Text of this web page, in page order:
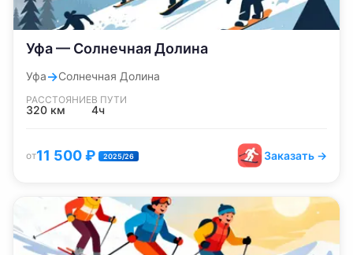
Уфа — Солнечная Долина
Уфа→Солнечная Долина
РАССТОЯНИЕ
320 км
В ПУТИ
4ч
от11 500₽ 2025/26 Заказать →